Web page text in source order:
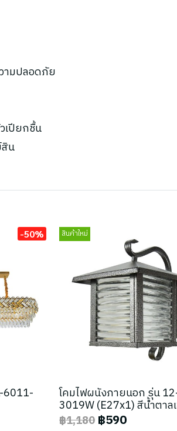
ามปลอดภัย
เปียกชื้น
น
-50%
6011-
สินค้าใหม่
โคมไฟผนังภายนอก รุ่น
3019W (E27x1) สีน้ำตาล
฿1,180 ฿590